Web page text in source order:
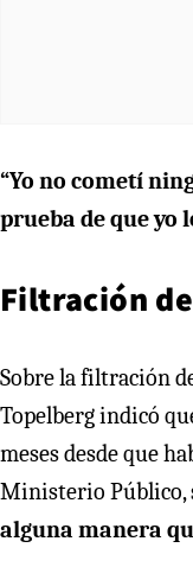
“Yo no cometí
prueba de que yo
Filtración
Sobre la filtración
Topelberg indicó
meses desde que
Ministerio Público,
alguna manera